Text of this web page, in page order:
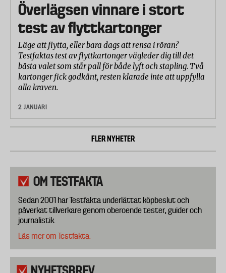
Överlägsen vinnare i stort
test av flyttkartonger
Läge att flytta, eller bara dags att rensa i röran?
Testfaktas test av flyttkartonger vägleder dig till det
bästa valet som står pall för både lyft och stapling. Två
kartonger fick godkänt, resten klarade inte att uppfylla
alla kraven.
2 JANUARI
FLER NYHETER
OM TESTFAKTA
Sedan 2001 har Testfakta underlättat köpbeslut och
påverkat tillverkare genom oberoende tester, guider och
journalistik.
Läs mer om Testfakta.